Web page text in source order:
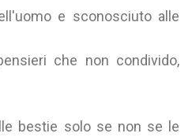
e sconosciuto alle
che non condivido,
bestie solo se non se le